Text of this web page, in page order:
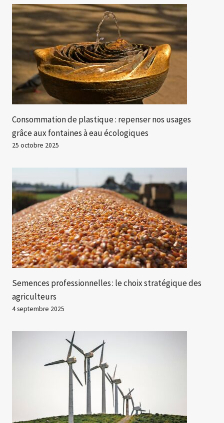
Consommation de plastique : repenser nos usages
grâce aux fontaines à eau écologiques
25 octobre 2025
Semences professionnelles : le choix stratégique des
agriculteurs
4 septembre 2025